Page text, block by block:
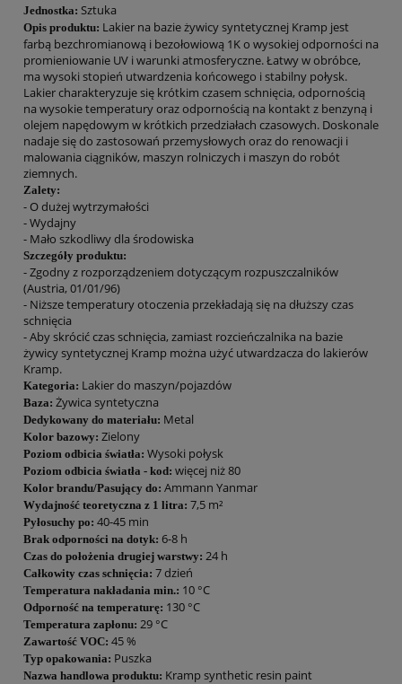
Jednostka: Sztuka
Opis produktu: Lakier na bazie żywicy syntetycznej Kramp jest
farbą bezchromianową i bezołowiową 1K o wysokiej odporności na
promieniowanie UV i warunki atmosferyczne. Łatwy w obróbce,
ma wysoki stopień utwardzenia końcowego i stabilny połysk.
Lakier charakteryzuje się krótkim czasem schnięcia, odpornością
na wysokie temperatury oraz odpornością na kontakt z benzyną i
olejem napędowym w krótkich przedziałach czasowych. Doskonale
nadaje się do zastosowań przemysłowych oraz do renowacji i
malowania ciągników, maszyn rolniczych i maszyn do robót
ziemnych.
Zalety:
- O dużej wytrzymałości
- Wydajny
- Mało szkodliwy dla środowiska
Szczegóły produktu:
- Zgodny z rozporządzeniem dotyczącym rozpuszczalników
(Austria, 01/01/96)
- Niższe temperatury otoczenia przekładają się na dłuższy czas
schnięcia
- Aby skrócić czas schnięcia, zamiast rozcieńczalnika na bazie
żywicy syntetycznej Kramp można użyć utwardzacza do lakierów
Kramp.
Kategoria: Lakier do maszyn/pojazdów
Baza: Żywica syntetyczna
Dedykowany do materiału: Metal
Kolor bazowy: Zielony
Poziom odbicia światła: Wysoki połysk
Poziom odbicia światła - kod: więcej niż 80
Kolor brandu/Pasujący do: Ammann Yanmar
Wydajność teoretyczna z 1 litra: 7,5 m²
Pyłosuchy po: 40-45 min
Brak odporności na dotyk: 6-8 h
Czas do położenia drugiej warstwy: 24 h
Całkowity czas schnięcia: 7 dzień
Temperatura nakładania min.: 10 °C
Odporność na temperaturę: 130 °C
Temperatura zapłonu: 29 °C
Zawartość VOC: 45 %
Typ opakowania: Puszka
Nazwa handlowa produktu: Kramp synthetic resin paint